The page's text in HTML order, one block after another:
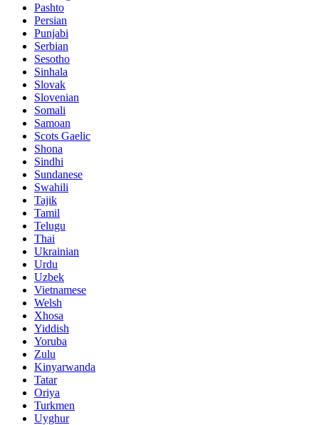
Pashto
Persian
Punjabi
Serbian
Sesotho
Sinhala
Slovak
Slovenian
Somali
Samoan
Scots Gaelic
Shona
Sindhi
Sundanese
Swahili
Tajik
Tamil
Telugu
Thai
Ukrainian
Urdu
Uzbek
Vietnamese
Welsh
Xhosa
Yiddish
Yoruba
Zulu
Kinyarwanda
Tatar
Oriya
Turkmen
Uyghur